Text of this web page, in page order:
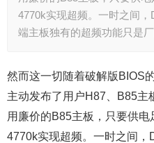
4770k实现超频。一时之间
端主板独有的超频功能只是
然而这一切随着破解版BIOS
主动发布了用户H87、B85主
用廉价的B85主板，只要供
4770k实现超频。一时之间，